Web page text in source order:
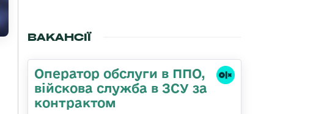
ВАКАНСІЇ
Оператор обслуги в ППО,
війскова служба в ЗСУ за
контрактом